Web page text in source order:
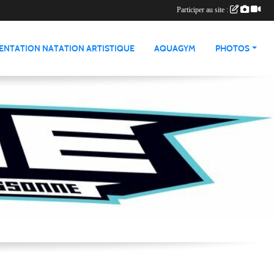
NATATION ARTISTIQUE AQUAGYM PHOTOS
Participer au site :